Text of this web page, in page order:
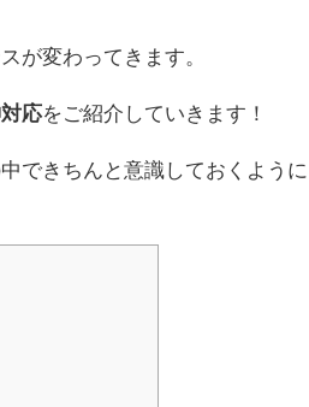
が変わってきます。
応をご紹介していきます！
できちんと意識しておくように